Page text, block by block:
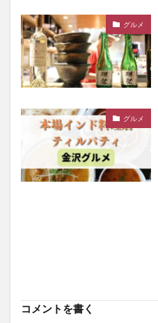
グルメ
グルメ
コメントを書く